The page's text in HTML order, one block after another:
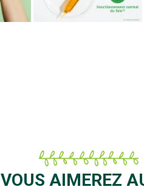
VOUS AIMEREZ